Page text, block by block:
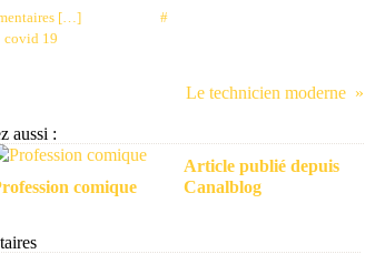
[…] #
covid 19
Le technicien moderne
aussi :
comique
Article publié depuis
Canalblog